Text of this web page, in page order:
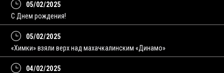
05/02/2025
C Днем рождения!
05/02/2025
«Химки» взяли верх над махачкалинским «Динамо»
04/02/2025